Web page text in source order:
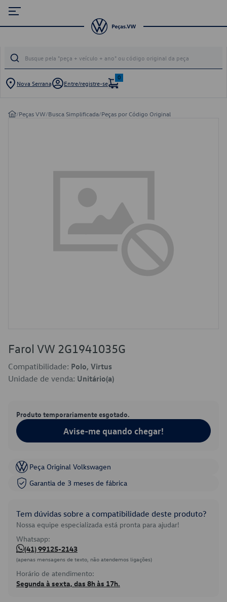
Nova Serrana Entre/registre-se
0
/Peças VW/Busca Simplificada/Peças por Código Original
Farol VW 2G1941035G
Compatibilidade: Polo, Virtus
Unidade de venda: Unitário(a)
Produto temporariamente esgotado.
Avise-me quando chegar!
Peça Original Volkswagen
Garantia de 3 meses de fábrica
Tem dúvidas sobre a compatibilidade deste produto?
Nossa equipe especializada está pronta para ajudar!
Whatsapp:
(41) 99125-2143
(apenas mensagens de texto, não atendemos ligações)
Horário de atendimento:
Segunda à sexta, das 8h às 17h.